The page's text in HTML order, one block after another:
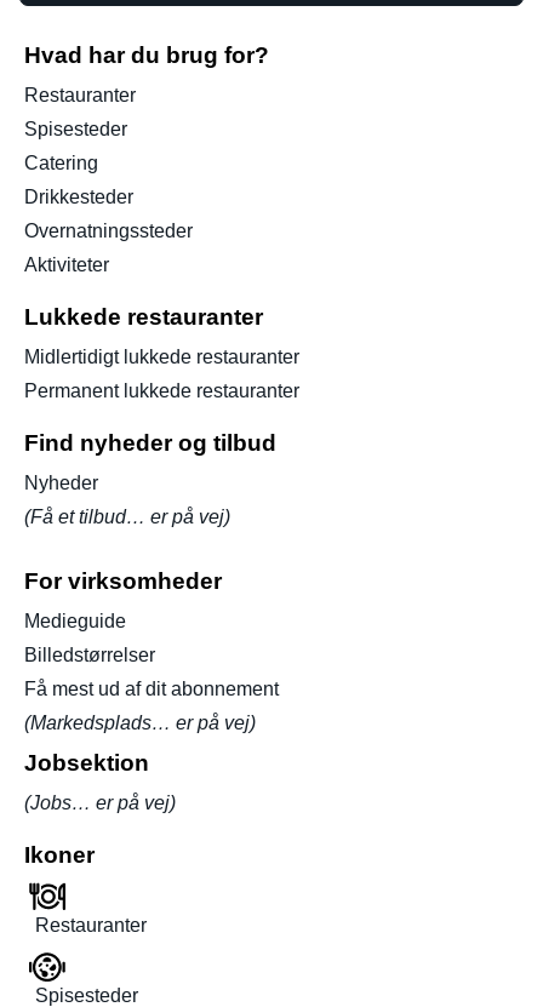
Hvad har du brug for?
Restauranter
Spisesteder
Catering
Drikkesteder
Overnatningssteder
Aktiviteter
Lukkede restauranter
Midlertidigt lukkede restauranter
Permanent lukkede restauranter
Find nyheder og tilbud
Nyheder
(Få et tilbud… er på vej)
For virksomheder
Medieguide
Billedstørrelser
Få mest ud af dit abonnement
(Markedsplads… er på vej)
Jobsektion
(Jobs… er på vej)
Ikoner
Restauranter
Spisesteder